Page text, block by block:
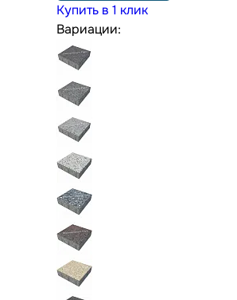
Купить в 1 клик
Вариации: